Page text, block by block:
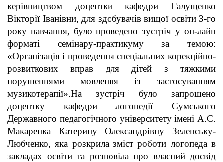
керівництвом доцентки кафедри Галущенко
Вікторії Іванівни, для здобувачів вищої освіти 3-го
року навчання, було проведено зустріч у он-лайн
форматі семінару-практикуму за темою:
«Організація і проведення спеціальних корекційно-
розвиткових вправ для дітей з тяжкими
порушеннями мовлення із застосуванням
музикотерапії».На зустріч було запрошено
доцентку кафедри логопедії Сумського
Державного педагогічного університету імені А.С.
Макаренка Катерину Олександрівну Зеленську-
Любченко, яка розкрила зміст роботи логопеда в
закладах освіти та розповіла про власний досвід